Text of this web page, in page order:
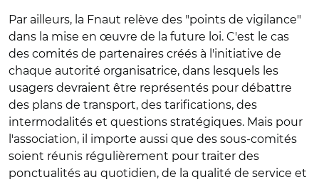
Par ailleurs, la Fnaut relève des "points de vigilance"
dans la mise en œuvre de la future loi. C'est le cas
des comités de partenaires créés à l'initiative de
chaque autorité organisatrice, dans lesquels les
usagers devraient être représentés pour débattre
des plans de transport, des tarifications, des
intermodalités et questions stratégiques. Mais pour
l'association, il importe aussi que des sous-comités
soient réunis régulièrement pour traiter des
ponctualités au quotidien, de la qualité de service et